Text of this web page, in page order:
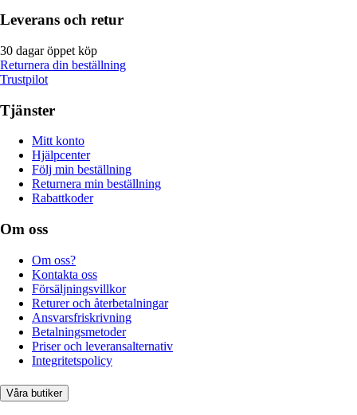
Leverans och retur
30 dagar öppet köp
Returnera din beställning
Trustpilot
Tjänster
Mitt konto
Hjälpcenter
Följ min beställning
Returnera min beställning
Rabattkoder
Om oss
Om oss?
Kontakta oss
Försäljningsvillkor
Returer och återbetalningar
Ansvarsfriskrivning
Betalningsmetoder
Priser och leveransalternativ
Integritetspolicy
Våra butiker